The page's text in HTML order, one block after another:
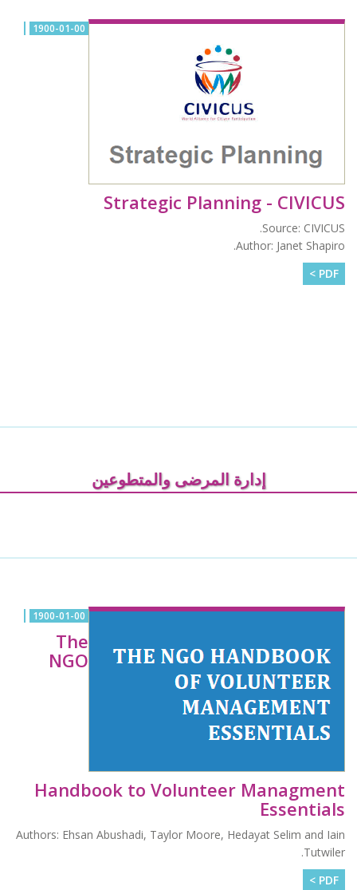
1900-01-00
Strategic Planning - CIVICUS
Source: CIVICUS.
Author: Janet Shapiro.
PDF >
إدارة المرضى والمتطوعين
1900-01-00
The
NGO
Handbook to Volunteer Managment
Essentials
Authors: Ehsan Abushadi, Taylor Moore, Hedayat Selim and Iain
Tutwiler.
PDF >